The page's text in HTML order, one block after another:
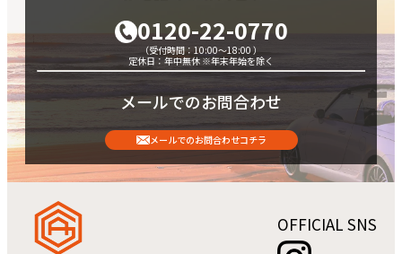
0120-22-0770
（受付時間：10:00～18:00 ）
定休日：年中無休 ※年末年始を除く
メールでのお問合わせ
メールでのお問合わせコチラ
OFFICIAL SNS